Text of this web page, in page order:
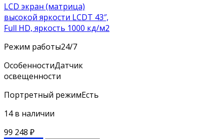
LCD экран (матрица)
высокой яркости LCDT 43″,
Full HD, яркость 1000 кд/м2
Режим работы24/7
ОсобенностиДатчик
освещенности
Портретный режимЕсть
14 в наличии
99 248 ₽